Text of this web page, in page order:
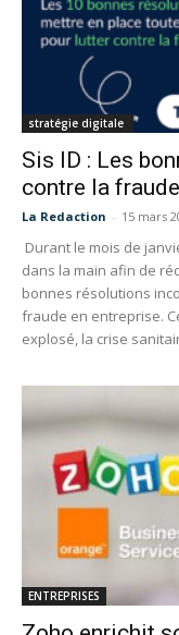
stratégie digitale
Sis ID : Les
contre la
La Redaction - 15 mars
Durant le mois de
dans la main afin de
bonnes résolutions
fraude en entreprise.
explosé, la crise
ENTREPRISES